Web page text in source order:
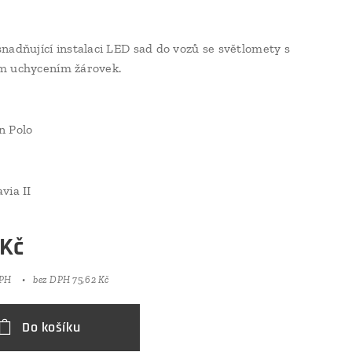
instalaci LED sad do vozů se světlomety s
uchycením žárovek.
Polo
II
bez DPH 75,62 Kč
Do košíku